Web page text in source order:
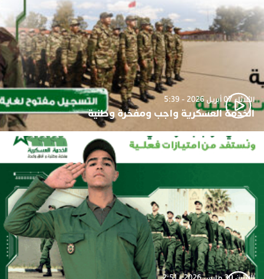
الثلاثاء 07 أبريل 2026 - 5:39
الخدمة العسكرية واجب ومفخرة وطنية